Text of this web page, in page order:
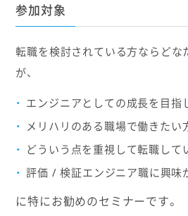
参加対象
転職を検討されている方ならどな
が、
エンジニアとしての成長を目指
メリハリのある職場で働きたい
どういう点を重視して転職して
評価 / 検証エンジニア職に興味
に特にお勧めのセミナーです。